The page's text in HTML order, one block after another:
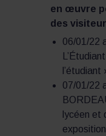
en œuvre
des
06/01/22
07/01/22
lycéen et